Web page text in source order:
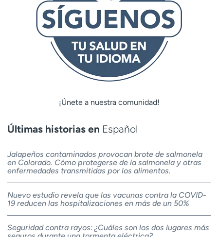
¡Únete a nuestra comunidad!
Últimas historias en Español
Jalapeños contaminados provocan brote de salmonela
en Colorado. Cómo protegerse de la salmonela y otras
enfermedades transmitidas por los alimentos.
Nuevo estudio revela que las vacunas contra la COVID-
19 reducen las hospitalizaciones en más de un 50%
Seguridad contra rayos: ¿Cuáles son los dos lugares más